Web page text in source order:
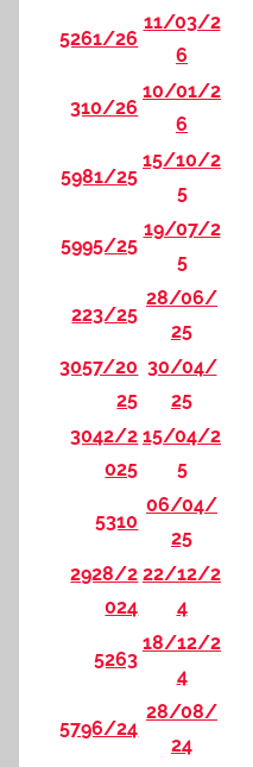
5261/26
11/03/2
6
310/26
10/01/2
6
5981/25
15/10/2
5
5995/25
19/07/2
5
223/25
28/06/
25
3057/20
25
30/04/
25
3042/2
025
15/04/2
5
5310
06/04/
25
2928/2
024
22/12/2
4
5263
18/12/2
4
5796/24
28/08/
24